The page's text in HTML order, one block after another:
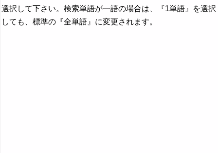
選択して下さい。検索単語が一語の場合は、『1単語』を選択
しても、標準の『全単語』に変更されます。